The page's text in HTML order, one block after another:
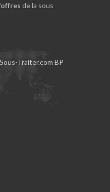
de la sous
Traiter.com BP